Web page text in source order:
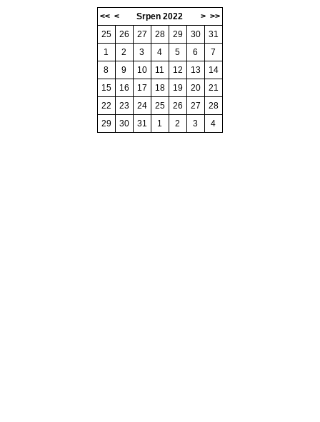
<< < > >>
Srpen 2022
25
26 27 28 29 30
31
1
2 3 4 5 6
7
8
9 10 11 12 13
14
15
16 17 18 19 20
21
22
23 24 25 26 27
28
29
30 31 1 2 3 4